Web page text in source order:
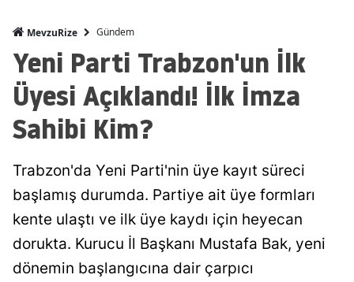
MevzuRize Gündem
Yeni Parti Trabzon'un İlk
Üyesi Açıklandı! İlk İmza
Sahibi Kim?
Trabzon'da Yeni Parti'nin üye kayıt süreci
başlamış durumda. Partiye ait üye formları
kente ulaştı ve ilk üye kaydı için heyecan
dorukta. Kurucu İl Başkanı Mustafa Bak, yeni
dönemin başlangıcına dair çarpıcı